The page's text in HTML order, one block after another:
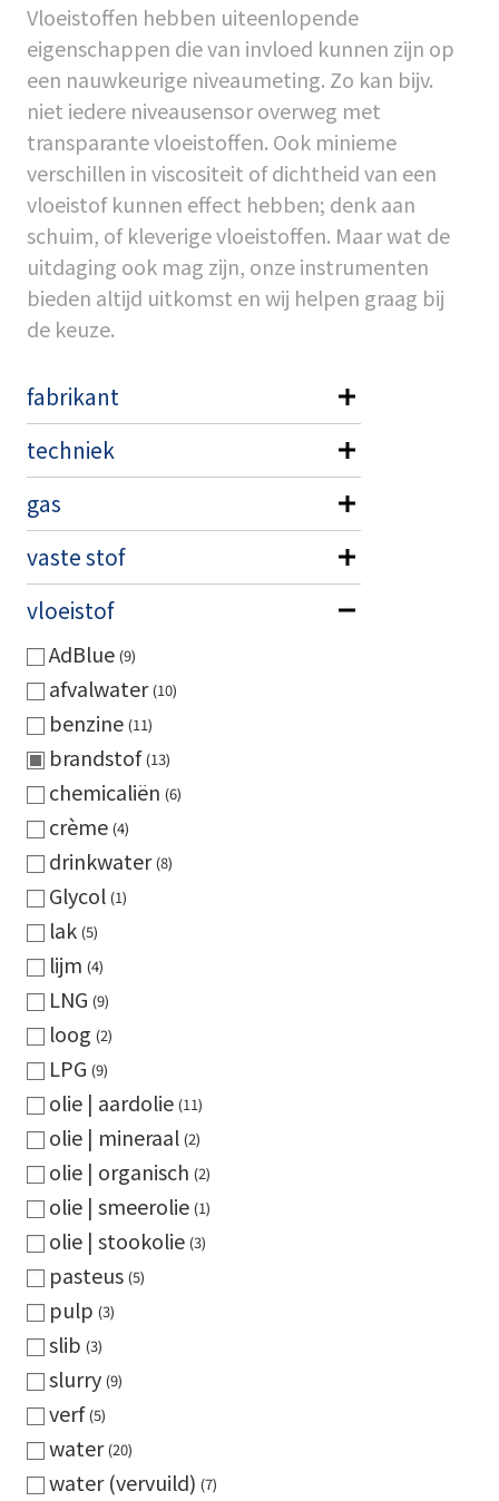
Vloeistoffen hebben uiteenlopende
eigenschappen die van invloed kunnen zijn op
een nauwkeurige niveaumeting. Zo kan bijv.
niet iedere niveausensor overweg met
transparante vloeistoffen. Ook minieme
verschillen in viscositeit of dichtheid van een
vloeistof kunnen effect hebben; denk aan
schuim, of kleverige vloeistoffen. Maar wat de
uitdaging ook mag zijn, onze instrumenten
bieden altijd uitkomst en wij helpen graag bij
de keuze.
fabrikant
techniek
gas
vaste stof
vloeistof
AdBlue 9
afvalwater 10
benzine 11
brandstof 13
chemicaliën 6
crème 4
drinkwater 8
Glycol 1
lak 5
lijm 4
LNG 9
loog 2
LPG 9
olie | aardolie 11
olie | mineraal 2
olie | organisch 2
olie | smeerolie 1
olie | stookolie 3
pasteus 5
pulp 3
slib 3
slurry 9
verf 5
water 20
water (vervuild) 7